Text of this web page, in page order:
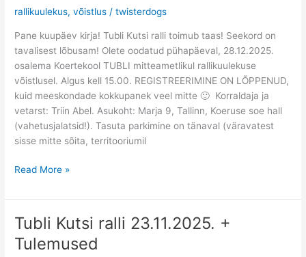
rallikuulekus,võistlus /twisterdogs
Pane kuupäev kirja! Tubli Kutsi ralli toimub taas! Seekord on
tavalisest lõbusam! Olete oodatud pühapäeval, 28.12.2025.
osalema Koertekool TUBLI mitteametlikul rallikuulekuse
võistlusel. Algus kell 15.00. REGISTREERIMINE ON LÕPPENUD,
kuid meeskondade kokkupanek veel mitte 🙂 Korraldaja ja
vetarst: Triin Abel. Asukoht: Marja 9, Tallinn, Koeruse soe hall
(vahetusjalatsid!). Tasuta parkimine on tänaval (väravatest
sisse mitte sõita, territooriumil
28.12.2025.
meeskondlik
Read More »
Tubli Kutsi ralli 23.11.2025. +
Tulemused
Tubli
Kutsi
ralli